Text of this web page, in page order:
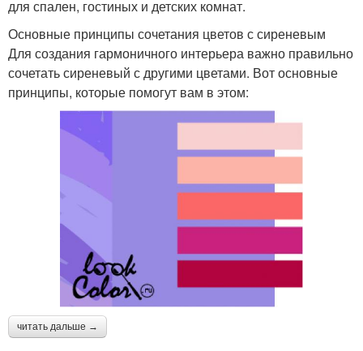
для спален, гостиных и детских комнат.
Основные принципы сочетания цветов с сиреневым
Для создания гармоничного интерьера важно правильно
сочетать сиреневый с другими цветами. Вот основные
принципы, которые помогут вам в этом:
читать дальше →